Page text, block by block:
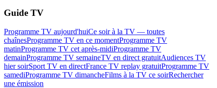
Guide TV
Programme TV aujourd'huiCe soir à la TV — toutes
chaînesProgramme TV en ce momentProgramme TV
matinProgramme TV cet après-midiProgramme TV
demainProgramme TV semaineTV en direct gratuitAudiences TV
hier soirSport TV en directFrance TV replay gratuitProgramme TV
samediProgramme TV dimancheFilms à la TV ce soirRechercher
une émission